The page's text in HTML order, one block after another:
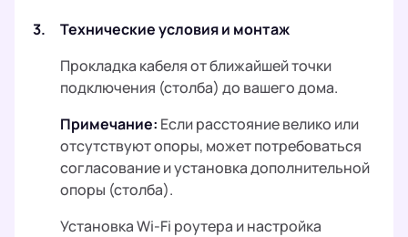
3.
Технические условия и монтаж
Прокладка кабеля от ближайшей точки
подключения (столба) до вашего дома.
Примечание: Если расстояние велико или
отсутствуют опоры, может потребоваться
согласование и установка дополнительной
опоры (столба).
Установка Wi-Fi роутера и настройка